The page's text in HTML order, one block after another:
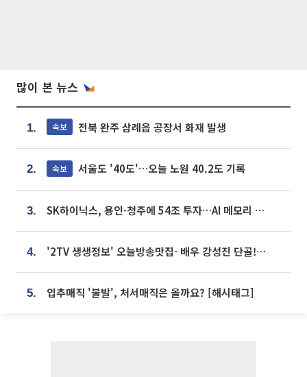
많이 본 뉴스
1. 속보 전북 완주 삼례읍 공장서 화재 발생
2. 속보 서울도 '40도'…오늘 노원 40.2도 기록
3. SK하이닉스, 용인·청주에 54조 투자…AI 메모리 생산기지 키운다
4. '2TV 생생정보' 오늘방송맛집- 배우 강성진 단골! 쌀국수ㆍ푸팟퐁 커리 맛집 '블○○○'
5. 입추매직 '불발', 처서매직은 올까요? [해시태그]